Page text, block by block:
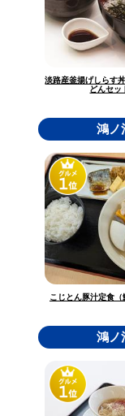
淡路産釜揚げしらす
どんセッ
鴻ノ
こじとん豚汁定食（
鴻ノ